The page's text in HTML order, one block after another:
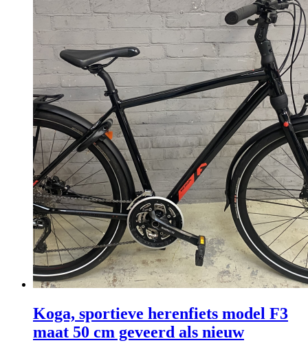
Koga, sportieve herenfiets model F3
maat 50 cm geveerd als nieuw